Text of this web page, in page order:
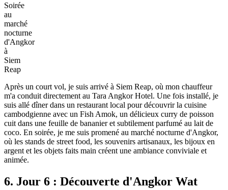
Soirée
au
marché
nocturne
d'Angkor
à
Siem
Reap
Après un court vol, je suis arrivé à Siem Reap, où mon chauffeur
m'a conduit directement au Tara Angkor Hotel. Une fois installé, je
suis allé dîner dans un restaurant local pour découvrir la cuisine
cambodgienne avec un Fish Amok, un délicieux curry de poisson
cuit dans une feuille de bananier et subtilement parfumé au lait de
coco. En soirée, je me suis promené au marché nocturne d'Angkor,
où les stands de street food, les souvenirs artisanaux, les bijoux en
argent et les objets faits main créent une ambiance conviviale et
animée.
6. Jour 6 : Découverte d'Angkor Wat